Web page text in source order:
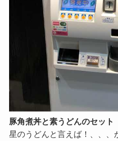
豚角煮丼と素うどんのセット
星のうどんと言えば！、、、